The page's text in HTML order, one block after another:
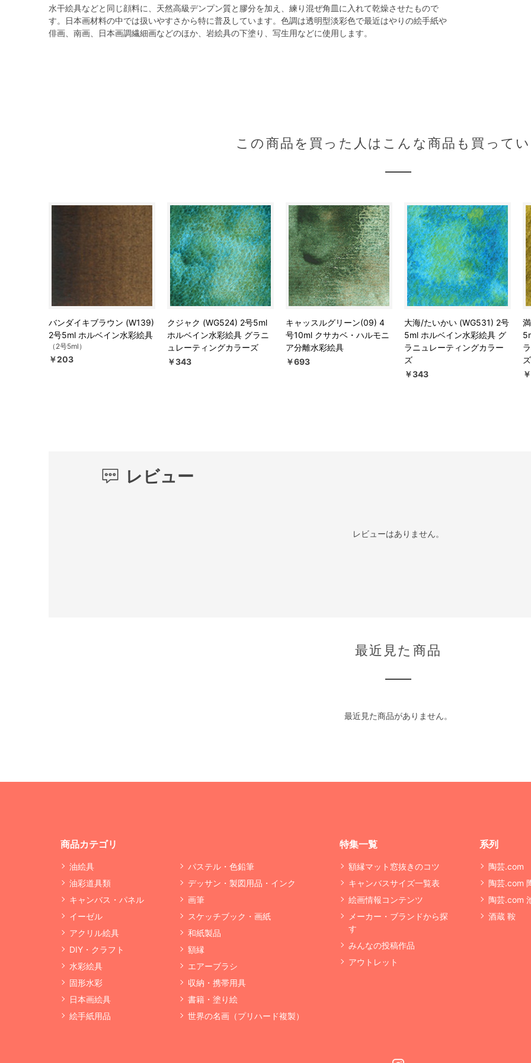
水干絵具などと同じ顔料に、天然高級デンプン質と膠分を加え、練り混ぜ角皿に入れて乾燥させたもので
す。日本画材料の中では扱いやすさから特に普及しています。色調は透明型淡彩色で最近はやりの絵手紙や
俳画、南画、日本画調繊細画などのほか、岩絵具の下塗り、写生用などに使用します。
この商品を買った人はこんな商品も買って
バンダイキブラウン (W139)
2号5ml ホルベイン水彩絵具
（2号5ml）
￥203
クジャク (WG524) 2号5ml
ホルベイン水彩絵具 グラニ
ュレーティングカラーズ
￥343
キャッスルグリーン(09) 4
号10ml クサカベ・ハルモニ
ア分離水彩絵具
￥693
大海/たいかい (WG531) 2号
5ml ホルベイン水彩絵具 グ
ラニュレーティングカラー
ズ
￥343
ズ
レビュー
レビューはありません。
最近見た商品
最近見た商品がありません。
商品カテゴリ
油絵具
油彩道具類
キャンバス・パネル
イーゼル
アクリル絵具
DIY・クラフト
水彩絵具
固形水彩
日本画絵具
絵手紙用品
パステル・色鉛筆
デッサン・製図用品・インク
画筆
スケッチブック・画紙
和紙製品
額縁
エアーブラシ
収納・携帯用具
書籍・塗り絵
世界の名画（プリハード複製）
特集一覧
額縁マット窓抜きのコツ
キャンバスサイズ一覧表
絵画情報コンテンツ
メーカー・ブランドから探
す
みんなの投稿作品
アウトレット
系列
陶芸.com
陶芸.com
陶芸.com
酒蔵 鞍